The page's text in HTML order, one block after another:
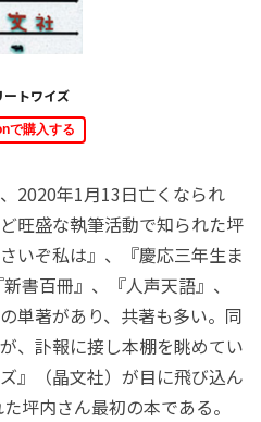
ートワイズ
で購入する
2020年1月13日亡くなられ
旺盛な執筆活動で知られた坪
いぞ私は』、『慶応三年生ま
書百冊』、『人声天語』、
単著があり、共著も多い。同
、訃報に接し本棚を眺めてい
』（晶文社）が目に飛び込ん
坪内さん最初の本である。